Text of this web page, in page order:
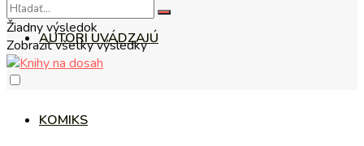
AUTORI UVÁDZAJÚ
KOMIKS
Žiadny výsledok
Zobraziť všetky výsledky